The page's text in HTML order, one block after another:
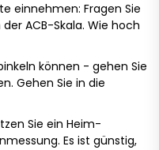
einnehmen: Fragen Sie
ACB-Skala. Wie hoch
können - gehen Sie
Gehen Sie in die
Sie ein Heim-
Es ist günstig,